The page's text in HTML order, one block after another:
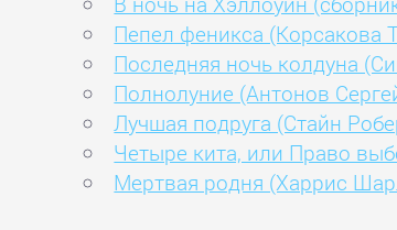
Пепел феникса (Корсакова
Последняя ночь колдуна
Полнолуние (Антонов
Лучшая подруга (Стайн
Четыре кита, или Право
Мертвая родня (Харрис